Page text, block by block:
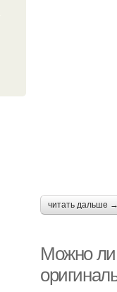
читать дальше →
Можно ли